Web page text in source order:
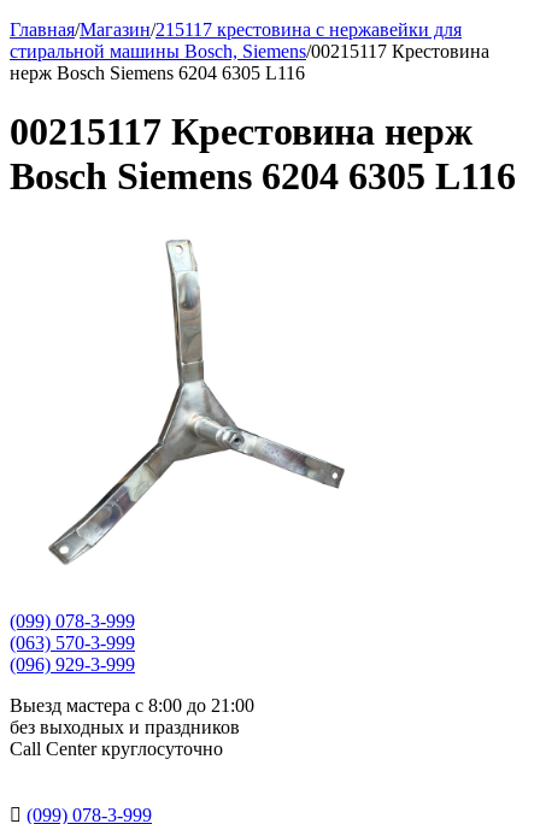
Главная/Магазин/215117 крестовина с нержавейки для
стиральной машины Bosch, Siemens/00215117 Крестовина
нерж Bosch Siemens 6204 6305 L116
00215117 Крестовина нерж
Bosch Siemens 6204 6305 L116
(099) 078-3-999
(063) 570-3-999
(096) 929-3-999
Выезд мастера с 8:00 до 21:00
без выходных и праздников
Сall Сenter круглосуточно
 (099) 078-3-999